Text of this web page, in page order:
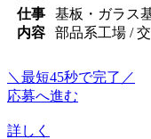
仕事
内容
基板・ガラス
部品系工場 /
＼最短45秒で完了／
応募へ進む
詳しく